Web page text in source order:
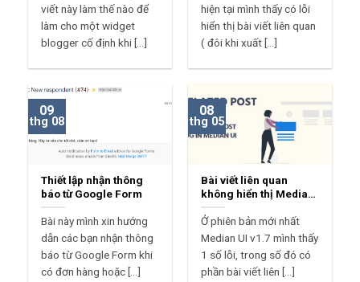
viết này làm thế nào để
làm cho một widget
blogger cố định khi [...]
hiện tại mình thấy có lỗi
hiển thị bài viết liên quan
( đôi khi xuất [...]
Thiết lập nhận thông
báo từ Google Form
Bài này mình xin hướng
dẫn các bạn nhận thông
báo từ Google Form khi
có đơn hàng hoặc [...]
09
thg 08
Bài viết liên quan
không hiển thị Median
UI?
Ở phiên bản mới nhất
Median UI v1.7 mình thấy
1 số lỗi, trong số đó có
phần bài viết liên [...]
08
thg 05